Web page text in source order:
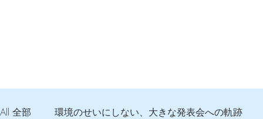
All 全部 環境のせいにしない、大きな発表会への軌跡